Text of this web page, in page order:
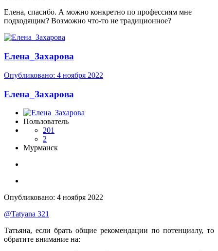
Елена, спасибо. А можно конкретно по профессиям мне
подходящим? Возможно что-то не традиционное?
Елена_Захарова
Опубликовано: 4 ноября 2022
Елена_Захарова
Пользователь
201
2
Мурманск
Опубликовано: 4 ноября 2022
@Tatyana 321
Татьяна, если брать общие рекомендации по потенциалу, то
обратите внимание на: